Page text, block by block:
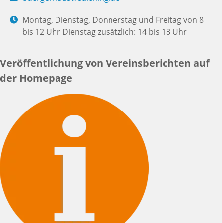
Montag, Dienstag, Donnerstag und Freitag von 8
bis 12 Uhr Dienstag zusätzlich: 14 bis 18 Uhr
Veröffentlichung von Vereinsberichten auf
der Homepage